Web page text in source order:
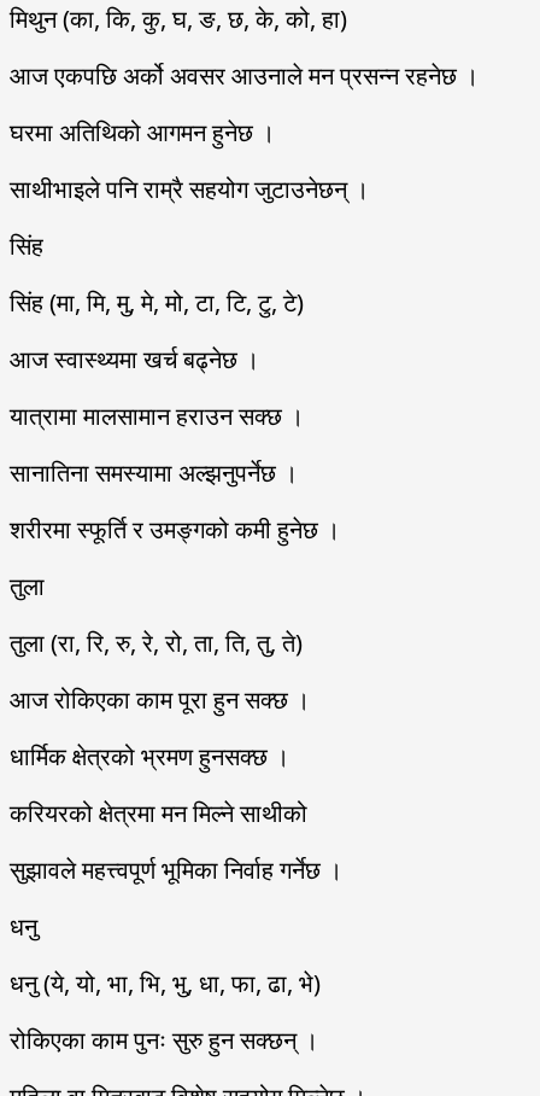
मिथुन (का, कि, कु, घ, ङ, छ, के, को, हा)
आज एकपछि अर्को अवसर आउनाले मन प्रसन्न रहनेछ ।
घरमा अतिथिको आगमन हुनेछ ।
साथीभाइले पनि राम्रै सहयोग जुटाउनेछन् ।
सिंह
सिंह (मा, मि, मु, मे, मो, टा, टि, टु, टे)
आज स्वास्थ्यमा खर्च बढ्नेछ ।
यात्रामा मालसामान हराउन सक्छ ।
सानातिना समस्यामा अल्झनुपर्नेछ ।
शरीरमा स्फूर्ति र उमङ्गको कमी हुनेछ ।
तुला
तुला (रा, रि, रु, रे, रो, ता, ति, तु, ते)
आज रोकिएका काम पूरा हुन सक्छ ।
धार्मिक क्षेत्रको भ्रमण हुनसक्छ ।
करियरको क्षेत्रमा मन मिल्ने साथीको
सुझावले महत्त्वपूर्ण भूमिका निर्वाह गर्नेछ ।
धनु
धनु (ये, यो, भा, भि, भु, धा, फा, ढा, भे)
रोकिएका काम पुनः सुरु हुन सक्छन् ।